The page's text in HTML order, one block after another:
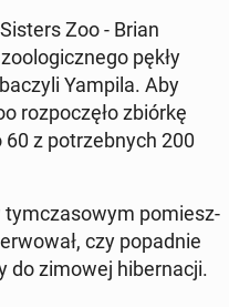
Zoo - Brian
pękły
Yampila. Aby
roz­po­czę­ło zbiórkę
z po­trzeb­nych 200
tym­cza­so­wym po­miesz­
czy po­pad­nie
do zimowej hi­ber­na­cji.